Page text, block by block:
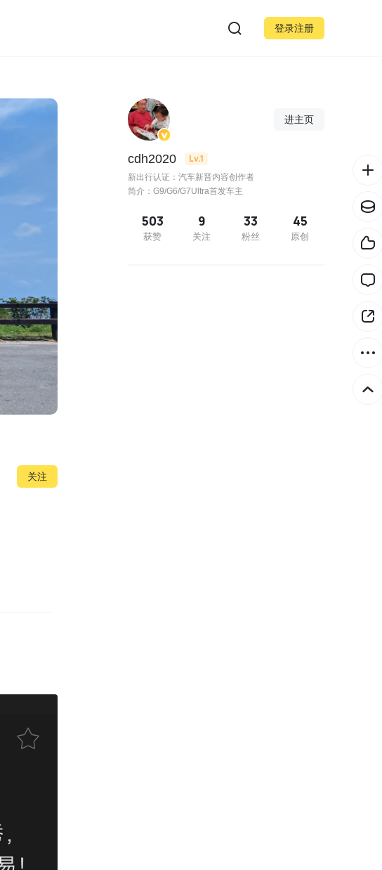
登录注册
关注
进主页
cdh2020 Lv.1
新出行认证：汽车新晋内容创作者
简介：G9/G6/G7Ultra首发车主
503
获赞
9
关注
33
粉丝
45
原创